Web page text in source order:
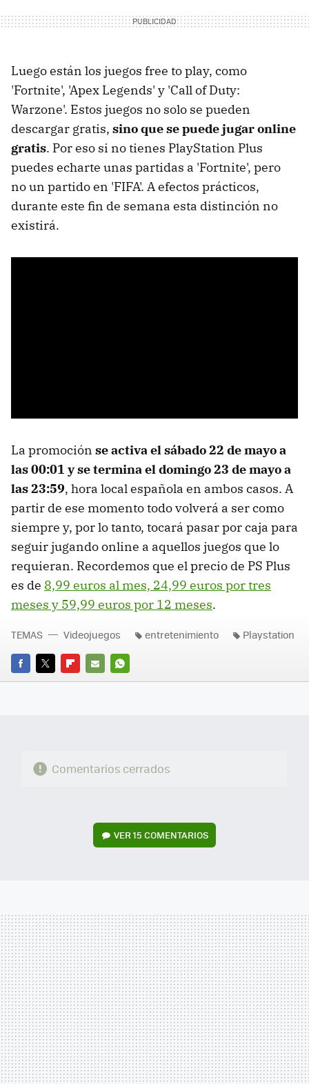
Luego están los juegos free to play, como
'Fortnite', 'Apex Legends' y 'Call of Duty:
Warzone'. Estos juegos no solo se pueden
descargar gratis, sino que se puede jugar online
gratis. Por eso si no tienes PlayStation Plus
puedes echarte unas partidas a 'Fortnite', pero
no un partido en 'FIFA'. A efectos prácticos,
durante este fin de semana esta distinción no
existirá.
La promoción se activa el sábado 22 de mayo a
las 00:01 y se termina el domingo 23 de mayo a
las 23:59, hora local española en ambos casos. A
partir de ese momento todo volverá a ser como
siempre y, por lo tanto, tocará pasar por caja para
seguir jugando online a aquellos juegos que lo
requieran. Recordemos que el precio de PS Plus
es de 8,99 euros al mes, 24,99 euros por tres
meses y 59,99 euros por 12 meses.
FACEBOOK
TWITTERFLIPBOARD
E-
WHATSAPP
TEMAS Videojuegos entretenimiento Playstation
Comentarios cerrados
VER15 COMENTARIOS